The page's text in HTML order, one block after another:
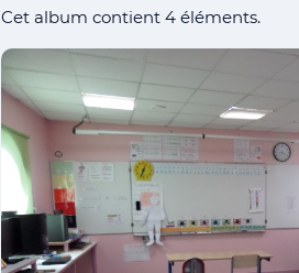
Cet album contient 4 éléments.